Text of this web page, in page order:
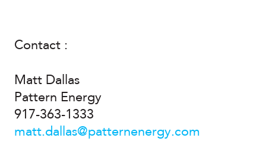
Contact :
Matt Dallas
Pattern Energy
917-363-1333
matt.dallas@patternenergy.com